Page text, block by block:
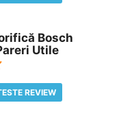
Bosch
Utile
REVIEW